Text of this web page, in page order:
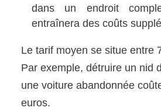
dans un endroit
entraînera des coûts
Le tarif moyen se situe entre
Par exemple, détruire un nid
une voiture abandonnée
euros.